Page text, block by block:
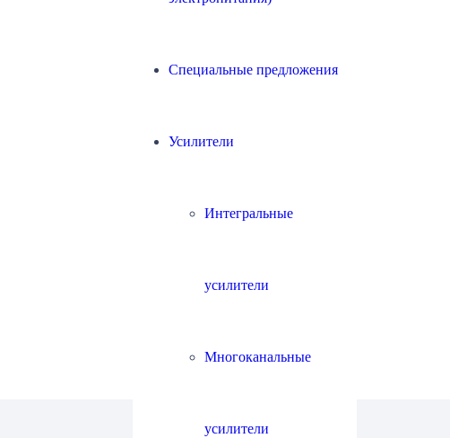
Специальные предложения
Усилители
Интегральные
усилители
Многоканальные
усилители